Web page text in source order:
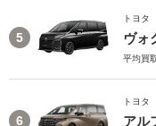
5
トヨタ
ヴォ
平均買
6
トヨタ
アル